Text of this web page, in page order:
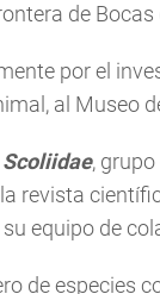
de Bocas
por el
al Museo
Scoliidae,
revista
equipo de
de especies